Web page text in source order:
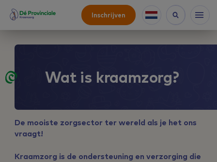
Inschrijven
Wat is kraamzorg?
De mooiste zorgsector ter wereld als je het ons
vraagt!
Kraamzorg is de ondersteuning en verzorging die